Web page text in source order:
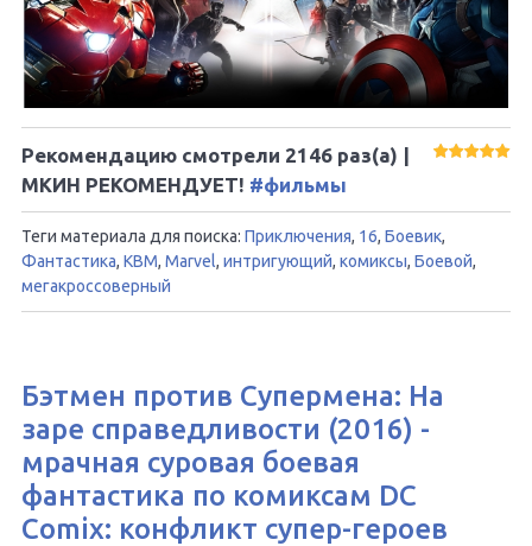
Рекомендацию смотрели 2146 раз(а) |
МКИН РЕКОМЕНДУЕТ! #фильмы
Теги материала для поиска: Приключения, 16, Боевик,
Фантастика, КВМ, Marvel, интригующий, комиксы, Боевой,
мегакроссоверный
Бэтмен против Супермена: На
заре справедливости (2016) -
мрачная суровая боевая
фантастика по комиксам DC
Comix: конфликт супер-героев